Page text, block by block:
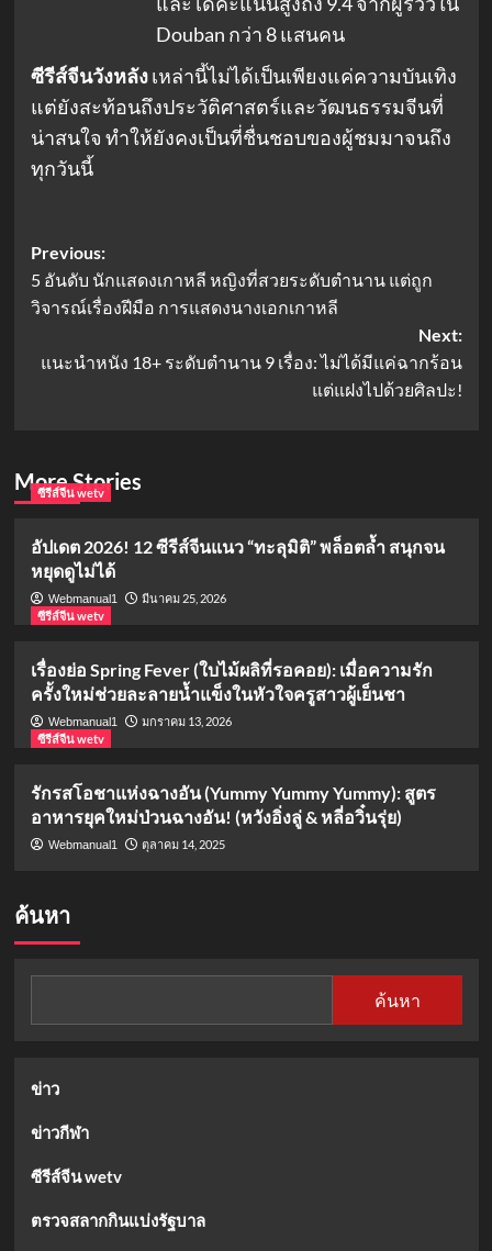
Douban กว่า 8 แสนคน
ซีรีส์จีนวังหลังเหล่านี้ไม่ได้เป็นเพียงแค่ความบันเทิง
แต่ยังสะท้อนถึงประวัติศาสตร์และวัฒนธรรมจีนที่
น่าสนใจ ทำให้ยังคงเป็นที่ชื่นชอบของผู้ชมมาจนถึง
ทุกวันนี้
Post
navigation
Previous:
5 อันดับ นักแสดงเกาหลี หญิงที่สวยระดับตำนาน แต่ถูก
วิจารณ์เรื่องฝีมือ การแสดงนางเอกเกาหลี
Next:
แนะนำหนัง 18+ ระดับตำนาน 9 เรื่อง: ไม่ได้มีแค่ฉากร้อน
แต่แฝงไปด้วยศิลปะ!
More Stories
ซีรีส์จีน wetv
อัปเดต 2026! 12 ซีรีส์จีนแนว “ทะลุมิติ” พล็อตล้ำ สนุกจน
หยุดดูไม่ได้
Webmanual1
มีนาคม 25, 2026
ซีรีส์จีน wetv
เรื่องย่อ Spring Fever (ใบไม้ผลิที่รอคอย): เมื่อความรัก
ครั้งใหม่ช่วยละลายน้ำแข็งในหัวใจครูสาวผู้เย็นชา
Webmanual1
มกราคม 13, 2026
ซีรีส์จีน wetv
รักรสโอชาแห่งฉางอัน (Yummy Yummy Yummy): สูตร
อาหารยุคใหม่ป่วนฉางอัน! (หวังอิ่งลู่ & หลี่อวิ๋นรุ่ย)
Webmanual1 ตุลาคม 14, 2025
ค้นหา
ค้นหา
ข่าว
ข่าวกีฬา
ซีรีส์จีน wetv
ตรวจสลากกินแบ่งรัฐบาล